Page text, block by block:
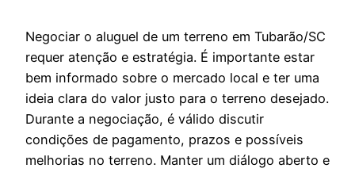
Negociar o aluguel de um terreno em Tubarão/SC
requer atenção e estratégia. É importante estar
bem informado sobre o mercado local e ter uma
ideia clara do valor justo para o terreno desejado.
Durante a negociação, é válido discutir
condições de pagamento, prazos e possíveis
melhorias no terreno. Manter um diálogo aberto e